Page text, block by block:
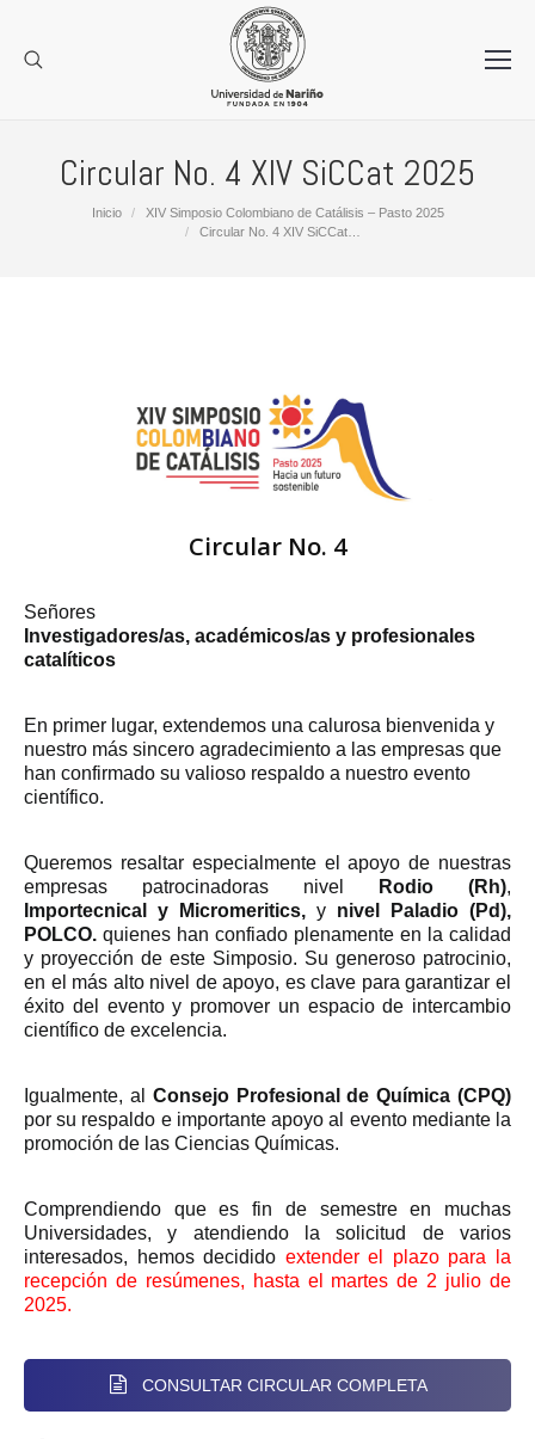
Circular No. 4 XIV SiCCat 2025
Estás aquí:
Inicio
XIV Simposio Colombiano de Catálisis – Pasto 2025
Circular No. 4 XIV SiCCat…
Circular No. 4
Señores
Investigadores/as, académicos/as y profesionales
catalíticos
En primer lugar, extendemos una calurosa bienvenida y
nuestro más sincero agradecimiento a las empresas que
han confirmado su valioso respaldo a nuestro evento
científico.
Queremos resaltar especialmente el apoyo de nuestras
empresas patrocinadoras nivel
Rodio (Rh),
Importecnical y Micromeritics, y nivel Paladio (Pd),
POLCO. quienes han confiado plenamente en la calidad
y proyección de este Simposio. Su generoso patrocinio,
en el más alto nivel de apoyo, es clave para garantizar el
éxito del evento y promover un espacio de intercambio
científico de excelencia.
Igualmente, al Consejo Profesional de Química (CPQ)
por su respaldo e importante apoyo al evento mediante la
promoción de las Ciencias Químicas.
Comprendiendo que es fin de semestre en muchas
Universidades, y atendiendo la solicitud de varios
interesados, hemos decidido extender el plazo para la
recepción de resúmenes, hasta el martes de 2 julio de
2025.
CONSULTAR CIRCULAR COMPLETA